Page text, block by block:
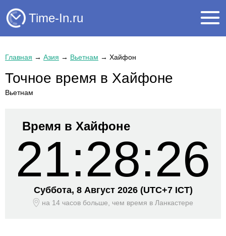
Time-In.ru
Главная → Азия → Вьетнам → Хайфон
Точное время в Хайфоне
Вьетнам
Время в Хайфоне
21:28:26
Суббота, 8 Август 2026 (UTC+7 ICT)
на 14 часов больше, чем время в Ланкастере